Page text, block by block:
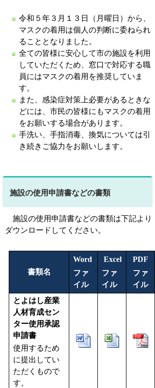
令和５年３月１３日（月曜日）から、
マスクの着用は個人の判断に委ねられ
ることとなりました。
全ての皆様に安心して市の施設を利用
していただくため、窓口で対応する職
員にはマスクの着用を推奨していま
す。
また、感染症対策上必要があるときな
どには、市民の皆様にもマスクの着用
をお願いする場合があります。
手洗い、手指消毒、換気については引
き続きご協力をお願いします。
施設の使用申請書などの書類
施設の使用申請書などの書類は下記より
ダウンロードしてください。
書類名
Word
ファ
イル
Excel
ファ
イル
PDF
ファ
イル
とよはし産業
人材育成セン
ター使用承認
申請書
使用するため
に提出してい
ただくもので
す。